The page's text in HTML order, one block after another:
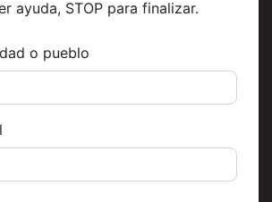
ayuda, STOP para finalizar.
o pueblo